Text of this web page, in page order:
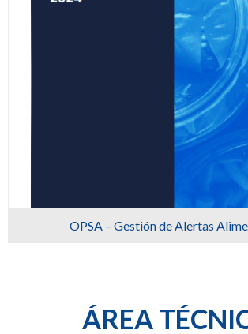
OPSA – Gestión de Alertas
ÁREA